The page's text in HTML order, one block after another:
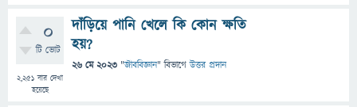
0
টি ভোট
2,251 বার দেখা
হয়েছে
দাঁড়িয়ে পানি খেলে কি কোন ক্ষতি
হয়?
26 মে 2023 "জীববিজ্ঞান" বিভাগে উত্তর প্রদান